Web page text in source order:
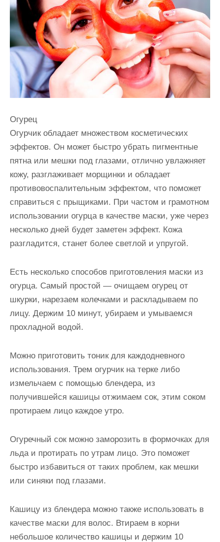
Огурец
Огурчик обладает множеством косметических
эффектов. Он может быстро убрать пигментные
пятна или мешки под глазами, отлично увлажняет
кожу, разглаживает морщинки и обладает
противовоспалительным эффектом, что поможет
справиться с прыщиками. При частом и грамотном
использовании огурца в качестве маски, уже через
несколько дней будет заметен эффект. Кожа
разгладится, станет более светлой и упругой.
Есть несколько способов приготовления маски из
огурца. Самый простой — очищаем огурец от
шкурки, нарезаем колечками и раскладываем по
лицу. Держим 10 минут, убираем и умываемся
прохладной водой.
Можно приготовить тоник для каждодневного
использования. Трем огурчик на терке либо
измельчаем с помощью блендера, из
получившейся кашицы отжимаем сок, этим соком
протираем лицо каждое утро.
Огуречный сок можно заморозить в формочках для
льда и протирать по утрам лицо. Это поможет
быстро избавиться от таких проблем, как мешки
или синяки под глазами.
Кашицу из блендера можно также использовать в
качестве маски для волос. Втираем в корни
небольшое количество кашицы и держим 10